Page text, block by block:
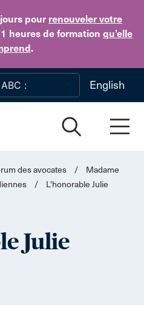
pour renouveler votre
heures de formation qu’elle
.
Skip to main content
English
des avocates /
Madame
/
L'honorable Julie
Julie